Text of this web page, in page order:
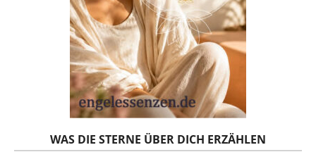
WAS DIE STERNE ÜBER DICH ERZÄHLEN